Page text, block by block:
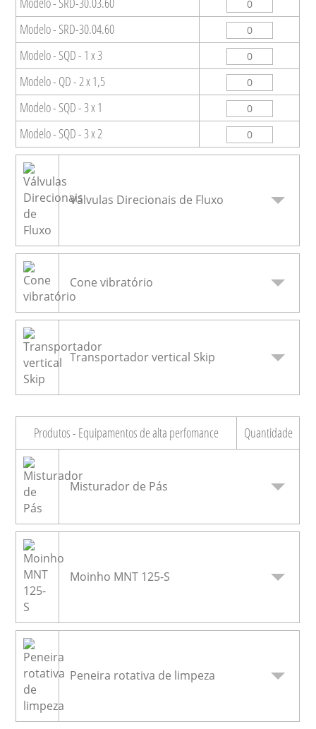
Modelo - SRD-30.04.60
Modelo - SQD - 1 x 3
Modelo - QD - 2 x 1,5
Modelo - SQD - 3 x 1
Modelo - SQD - 3 x 2
Válvulas Direcionais de Fluxo
Cone vibratório
Transportador vertical Skip
Produtos - Equipamentos de alta perfomance Quantidade
Misturador de Pás
Moinho MNT 125-S
Peneira rotativa de limpeza